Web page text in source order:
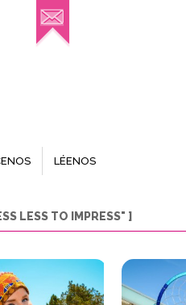
LÉENOS
LESS TO IMPRESS" ]